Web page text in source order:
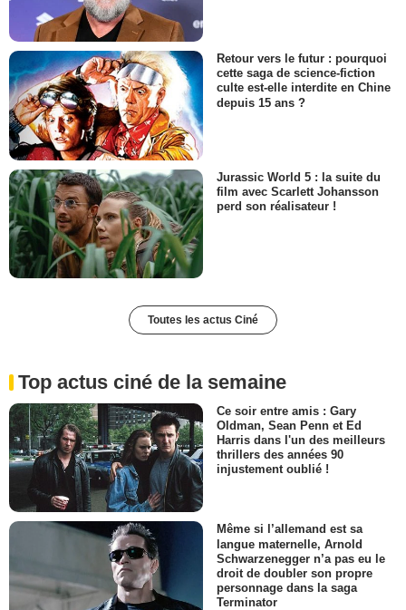
Retour vers le futur : pourquoi
cette saga de science-fiction
culte est-elle interdite en Chine
depuis 15 ans ?
Jurassic World 5 : la suite du
film avec Scarlett Johansson
perd son réalisateur !
Toutes les actus Ciné
Top actus ciné de la semaine
Ce soir entre amis : Gary
Oldman, Sean Penn et Ed
Harris dans l'un des meilleurs
thrillers des années 90
injustement oublié !
Même si l’allemand est sa
langue maternelle, Arnold
Schwarzenegger n’a pas eu le
droit de doubler son propre
personnage dans la saga
Terminator